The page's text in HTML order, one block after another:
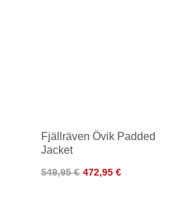
Fjällräven Övik Padded
Jacket
549,95 € 472,95 €